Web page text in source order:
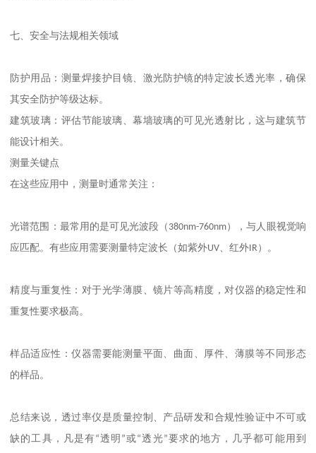
七、安全与法规相关领域
防护用品：测量焊接护目镜、激光防护镜的特定波长透光率，确保
其安全防护等级达标。
建筑玻璃：评估节能玻璃、幕墙玻璃的可见光透射比，这与建筑节
能设计相关。
测量关键点
在这些应用中，测量时通常关注：
光谱范围：最常用的是可见光波段（ 380nm-760nm），与人眼视觉响
应匹配。有些应用需要测量特定波长（如紫外UV、红外IR ）。
精度与重复性：对于光学薄膜、镜片等高精度，对仪器的稳定性和
重复性要求极高。
样品适应性：仪器需要能测量平面、曲面、厚件、薄膜等不同形态
的样品。
总结来说，透过率仪是质量控制、产品研发和合规性验证中不可或
缺的工具，凡是有“透明 ”或“透光”要求的地方，几乎都可能用到